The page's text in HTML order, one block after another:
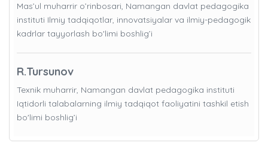
Mas’ul muharrir o’rinbosari, Namangan davlat pedagogika
instituti Ilmiy tadqiqotlar, innovatsiyalar va ilmiy-pedagogik
kadrlar tayyorlash bo'limi boshlig’i
R.Tursunov
Texnik muharrir, Namangan davlat pedagogika instituti
Iqtidorli talabalarning ilmiy tadqiqot faoliyatini tashkil etish
bo'limi boshlig’i